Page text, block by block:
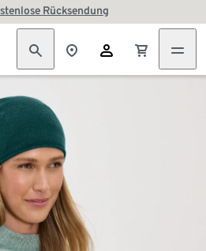
Rücksendung